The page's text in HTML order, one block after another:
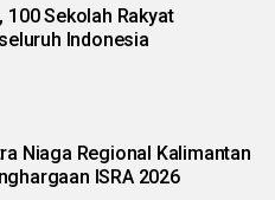
100 Sekolah Rakyat
Indonesia
Niaga Regional Kalimantan
ISRA 2026